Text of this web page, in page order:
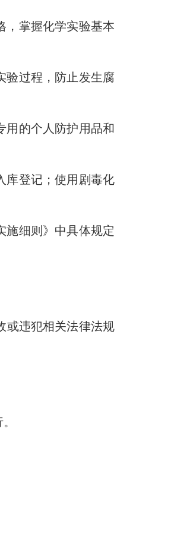
， 掌握化学实验基本
验过程，防止发生腐
用的个人防护用品和
库登记；使用剧毒化
施细则》中具体规定
或违犯相关法律法规